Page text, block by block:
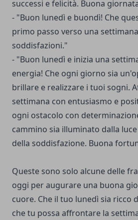
successi e felicità. Buona
- "Buon lunedì e buondì! Che
primo passo verso una
soddisfazioni."
- "Buon lunedì e inizia una
energia! Che ogni giorno sia
brillare e realizzare i tuoi sogni.
settimana con entusiasmo e
ogni ostacolo con
cammino sia illuminato dalla
della soddisfazione. Buona
Queste sono solo alcune delle
oggi per augurare una buona
cuore. Che il tuo lunedì sia ricco
che tu possa affrontare la